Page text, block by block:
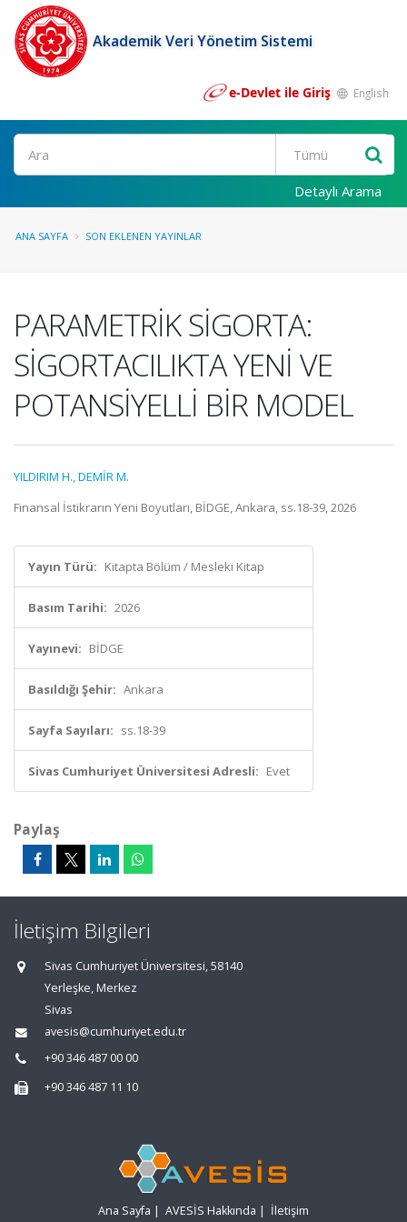
Akademik Veri Yönetim Sistemi
e-Devlet ile Giriş English
Ara
Detaylı Arama
ANA SAYFA SON EKLENEN YAYINLAR
PARAMETRİK SİGORTA:
SİGORTACILIKTA YENİ VE
POTANSİYELLİ BİR MODEL
YILDIRIM H.,DEMİR M.
Finansal İstikrarın Yeni Boyutları, BİDGE, Ankara, ss.18-39, 2026
Yayın Türü: Kitapta Bölüm / Mesleki Kitap
Basım Tarihi: 2026
Yayınevi: BİDGE
Basıldığı Şehir: Ankara
Sayfa Sayıları: ss.18-39
Sivas Cumhuriyet Üniversitesi Adresli: Evet
Paylaş
İletişim Bilgileri
Sivas Cumhuriyet Üniversitesi, 58140
Yerleşke, Merkez
Sivas
avesis@cumhuriyet.edu.tr
+90 346 487 00 00
+90 346 487 11 10
Ana Sayfa | AVESİS Hakkında | İletişim